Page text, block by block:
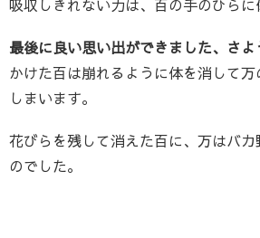
吸収しきれない力は、百の手のひらに
最後に良い思い出ができました、さよ
かけた百は崩れるように体を消して
しまいます。
花びらを残して消えた百に、万はバ
のでした。